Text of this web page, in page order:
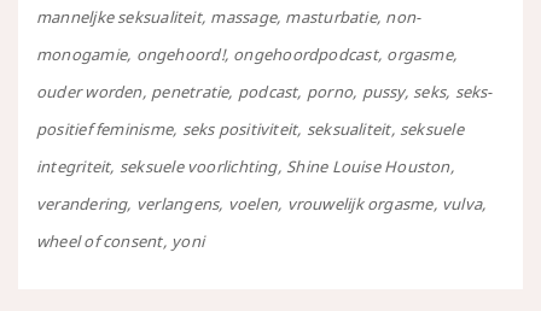
manneljke seksualiteit massage masturbatie non-
monogamie ongehoord! ongehoordpodcast orgasme
ouder worden penetratie podcast porno pussy seks seks-
positief feminisme seks positiviteit seksualiteit seksuele
integriteit seksuele voorlichting Shine Louise Houston
verandering verlangens voelen vrouwelijk orgasme vulva
wheel of consent yoni